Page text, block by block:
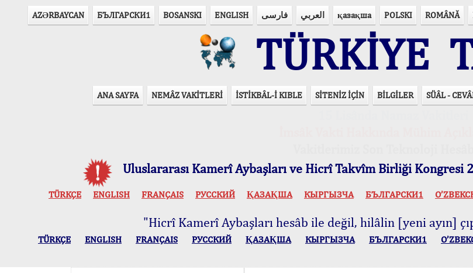
AZӘRBAYCAN БЪЛГАРСКИ1 BOSANSKI ENGLISH فارسی العربي қазақша POLSKI ROMÂNĂ
TÜRKİYE
ANA SAYFA NEMÂZ VAKİTLERİ İSTİKBÂL-İ KIBLE SİTENİZ İÇİN BİLGİLER SÜÂL -
Uluslararası Kamerî Aybaşları ve Hicrî Takvîm Birliği Kongresi
TÜRKÇE ENGLISH FRANÇAIS РУССКИЙ ҚАЗАҚША КЫPГЫЗЧA БЪЛГАРСКИ1
"Hicrî Kamerî Aybaşları hesâb ile değil, hilâlin [yeni ayın]
TÜRKÇE ENGLISH FRANÇAIS РУССКИЙ ҚАЗАҚША КЫPГЫЗЧA БЪЛГАРСКИ1